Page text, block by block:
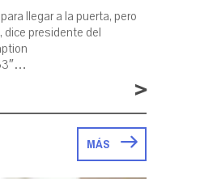
llegar a la puerta, pero
dice presidente del
>
MÁS